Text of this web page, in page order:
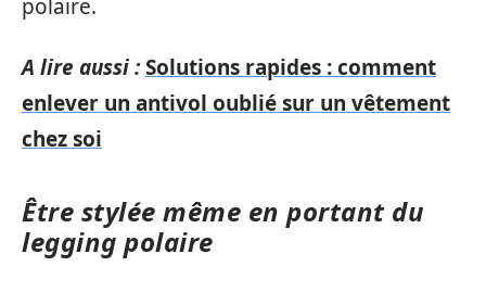
polaire.
A lire aussi :Solutions rapides : comment
enlever un antivol oublié sur un vêtement
chez soi
Être stylée même en portant du
legging polaire